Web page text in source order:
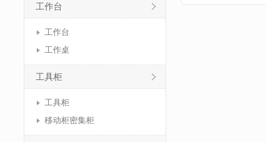
工作台
工作台
工作桌
工具柜
工具柜
移动柜密集柜